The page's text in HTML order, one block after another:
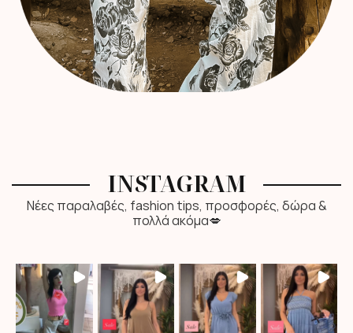
INSTAGRAM
Νέες παραλαβές, fashion tips, προσφορές, δώρα &
πολλά ακόμα💋